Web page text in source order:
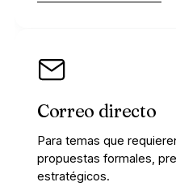
Correo directo
Para temas que
propuestas formales,
estratégicos.